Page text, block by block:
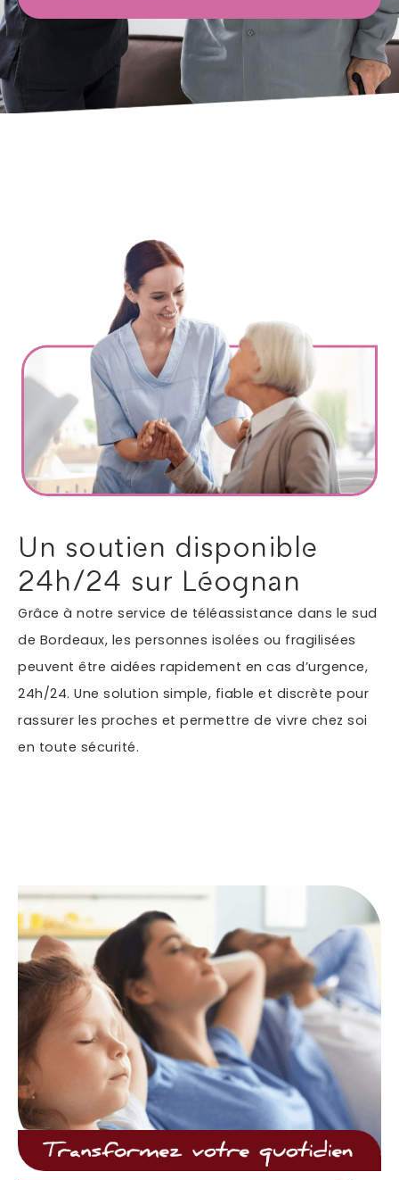
Un soutien disponible
24h/24 sur Léognan
Grâce à notre service de téléassistance dans le sud
de Bordeaux, les personnes isolées ou fragilisées
peuvent être aidées rapidement en cas d’urgence,
24h/24. Une solution simple, fiable et discrète pour
rassurer les proches et permettre de vivre chez soi
en toute sécurité.
Maintien à domicile
Aide ménagère
Garde d'enfants
Jardinage
Petits travaux de bricolage
Autres services
Informations supplémentaires du besoin
En soumettant ce formulaire, j'accepte que les
de ma demande.